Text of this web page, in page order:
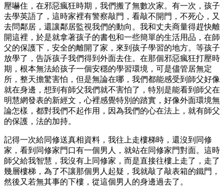
壓嚇住，在邪惡瘋狂時期，我們搬了無數次家。有一次，孩子
去學英語了，這時家裡有警察敲門，看敲不開門，不死心，又
去問鄰居，還讓鄰居監視我們的動向。我和丈夫商量得趕快離
開這裡，於是就拿著孩子的書包和一些簡單的生活用品，在師
父的保護下，安全的離開了家，來到孩子學習的地方。等孩子
放學了，告訴孩子我們得到外面去住。在那個邪惡瘋狂打壓時
期，根本無法給孩子一個安穩的學習環境，可是儘管居無定
所，整天擔驚害怕，但是無論在哪，我們都能感受到師父好像
就在身邊，想到有師父我們就不害怕了，特別是能看到師父在
明慧網發表的新經文，心裡感覺特別的踏實，好像外面環境無
論怎樣，都對我們不起作用，因為我們的心在法上，就有師父
的保護，法的加持。
記得一次給同修送真相資料，我往上走樓梯時，還沒到同修
家，看到同修家門口有一個男人，就站在同修家門對面。這時
師父給我智慧，我沒有上同修家，而是直接往樓上走了，走了
幾層樓梯，為了不讓那個男人起疑，我就敲了敲表箱的鐵門，
然後又若無其事的下樓，從這個男人的身邊過去了。